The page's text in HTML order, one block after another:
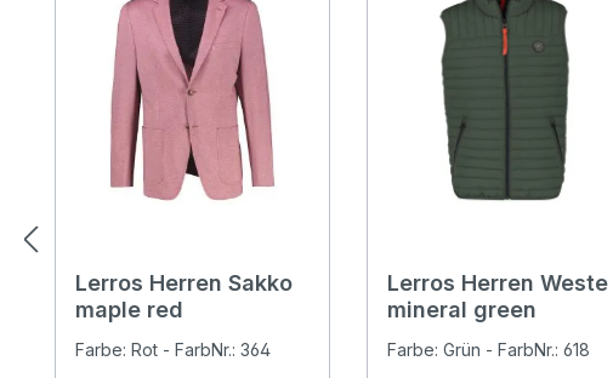
Lerros Herren Sakko
maple red
Farbe: Rot - FarbNr.: 364
Lerros Herren Weste
mineral green
Farbe: Grün - FarbNr.: 618